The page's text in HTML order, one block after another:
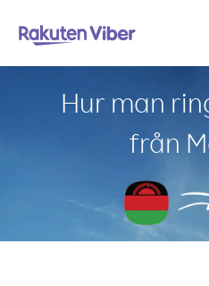
Hur man
från